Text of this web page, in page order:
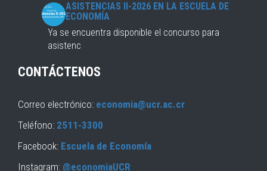
ASISTENCIAS II-2026 EN LA ESCUELA DE
ECONOMÍA
Ya se encuentra disponible el concurso para
asistenc
CONTÁCTENOS
Correo electrónico: economia@ucr.ac.cr
Teléfono: 2511-3300
Facebook: Escuela de Economía
Instagram: @economiaUCR